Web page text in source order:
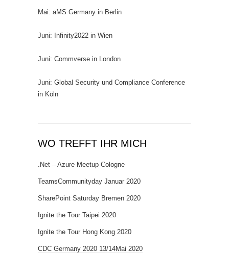
Mai: aMS Germany in Berlin
Juni: Infinity2022 in Wien
Juni: Commverse in London
Juni: Global Security und Compliance Conference
in Köln
WO TREFFT IHR MICH
.Net – Azure Meetup Cologne
TeamsCommunityday Januar 2020
SharePoint Saturday Bremen 2020
Ignite the Tour Taipei 2020
Ignite the Tour Hong Kong 2020
CDC Germany 2020 13/14Mai 2020